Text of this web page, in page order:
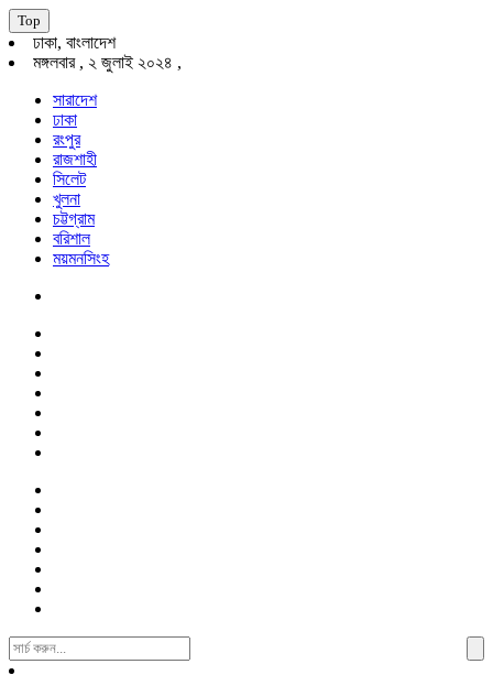
Top
ঢাকা, বাংলাদেশ
মঙ্গলবার , ২ জুলাই ২০২৪ ,
সারাদেশ
ঢাকা
রংপুর
রাজশাহী
সিলেট
খুলনা
চট্টগ্রাম
বরিশাল
ময়মনসিংহ
Search
For: